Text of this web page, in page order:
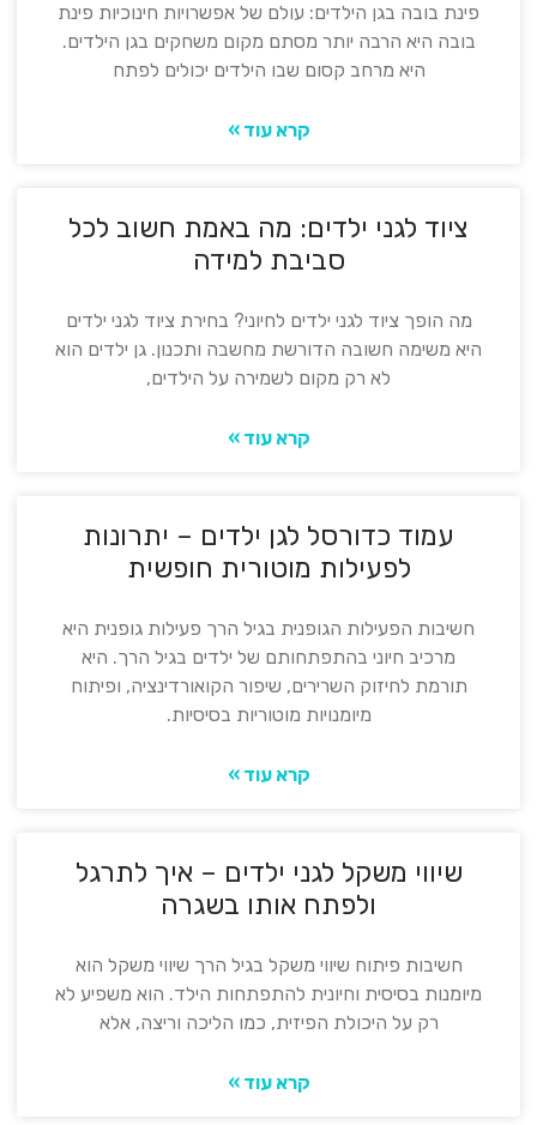
פינת בובה בגן הילדים: עולם של אפשרויות חינוכיות פינת
בובה היא הרבה יותר מסתם מקום משחקים בגן הילדים.
היא מרחב קסום שבו הילדים יכולים לפתח
קרא עוד »
ציוד לגני ילדים: מה באמת חשוב לכל
סביבת למידה
מה הופך ציוד לגני ילדים לחיוני? בחירת ציוד לגני ילדים
היא משימה חשובה הדורשת מחשבה ותכנון. גן ילדים הוא
לא רק מקום לשמירה על הילדים,
קרא עוד »
עמוד כדורסל לגן ילדים – יתרונות
לפעילות מוטורית חופשית
חשיבות הפעילות הגופנית בגיל הרך פעילות גופנית היא
מרכיב חיוני בהתפתחותם של ילדים בגיל הרך. היא
תורמת לחיזוק השרירים, שיפור הקואורדינציה, ופיתוח
מיומנויות מוטוריות בסיסיות.
קרא עוד »
שיווי משקל לגני ילדים – איך לתרגל
ולפתח אותו בשגרה
חשיבות פיתוח שיווי משקל בגיל הרך שיווי משקל הוא
מיומנות בסיסית וחיונית להתפתחות הילד. הוא משפיע לא
רק על היכולת הפיזית, כמו הליכה וריצה, אלא
קרא עוד »